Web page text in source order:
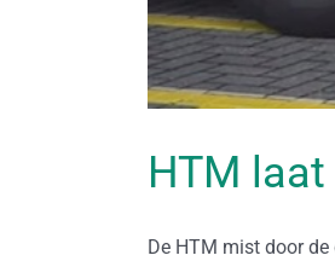
HTM
De HTM mist door